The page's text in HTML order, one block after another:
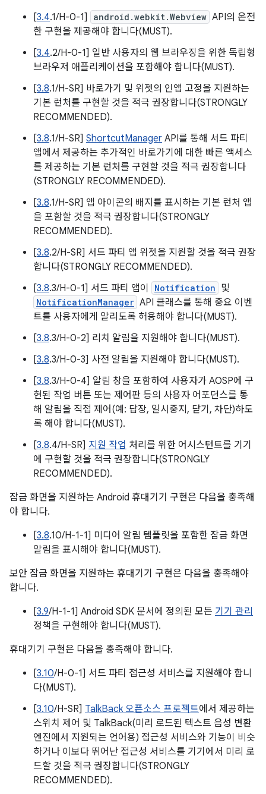
[3.4.1/H-0-1] android.webkit.Webview API의 온전
한 구현을 제공해야 합니다(MUST).
[3.4.2/H-0-1] 일반 사용자의 웹 브라우징을 위한 독립형
브라우저 애플리케이션을 포함해야 합니다(MUST).
[3.8.1/H-SR] 바로가기 및 위젯의 인앱 고정을 지원하는
기본 런처를 구현할 것을 적극 권장합니다(STRONGLY
RECOMMENDED).
[3.8.1/H-SR] ShortcutManager API를 통해 서드 파티
앱에서 제공하는 추가적인 바로가기에 대한 빠른 액세스
를 제공하는 기본 런처를 구현할 것을 적극 권장합니다
(STRONGLY RECOMMENDED).
[3.8.1/H-SR] 앱 아이콘의 배지를 표시하는 기본 런처 앱
을 포함할 것을 적극 권장합니다(STRONGLY
RECOMMENDED).
[3.8.2/H-SR] 서드 파티 앱 위젯을 지원할 것을 적극 권장
합니다(STRONGLY RECOMMENDED).
[3.8.3/H-0-1] 서드 파티 앱이 Notification 및
NotificationManager API 클래스를 통해 중요 이벤
트를 사용자에게 알리도록 허용해야 합니다(MUST).
[3.8.3/H-0-2] 리치 알림을 지원해야 합니다(MUST).
[3.8.3/H-0-3] 사전 알림을 지원해야 합니다(MUST).
[3.8.3/H-0-4] 알림 창을 포함하여 사용자가 AOSP에 구
현된 작업 버튼 또는 제어판 등의 사용자 어포던스를 통
해 알림을 직접 제어(예: 답장, 일시중지, 닫기, 차단)하도
록 해야 합니다(MUST).
[3.8.4/H-SR] 지원 작업 처리를 위한 어시스턴트를 기기
에 구현할 것을 적극 권장합니다(STRONGLY
RECOMMENDED).
잠금 화면을 지원하는 Android 휴대기기 구현은 다음을 충족해
야 합니다.
[3.8.10/H-1-1] 미디어 알림 템플릿을 포함한 잠금 화면
알림을 표시해야 합니다(MUST).
보안 잠금 화면을 지원하는 휴대기기 구현은 다음을 충족해야
합니다.
[3.9/H-1-1] Android SDK 문서에 정의된 모든 기기 관리
정책을 구현해야 합니다(MUST).
휴대기기 구현은 다음을 충족해야 합니다.
[3.10/H-0-1] 서드 파티 접근성 서비스를 지원해야 합니
다(MUST).
[3.10/H-SR] TalkBack 오픈소스 프로젝트에서 제공하는
스위치 제어 및 TalkBack(미리 로드된 텍스트 음성 변환
엔진에서 지원되는 언어용) 접근성 서비스와 기능이 비슷
하거나 이보다 뛰어난 접근성 서비스를 기기에서 미리 로
드할 것을 적극 권장합니다(STRONGLY
RECOMMENDED).